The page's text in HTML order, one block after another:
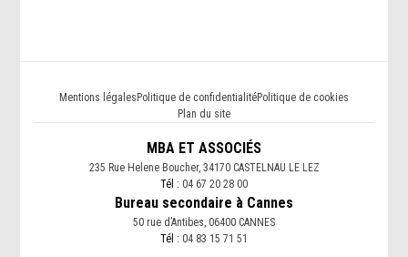
Mentions légalesPolitique de confidentialitéPolitique de cookies
Plan du site
MBA ET ASSOCIÉS
235 Rue Helene Boucher, 34170 CASTELNAU LE LEZ
Tél : 04 67 20 28 00
Bureau secondaire à Cannes
50 rue d’Antibes, 06400 CANNES
Tél : 04 83 15 71 51